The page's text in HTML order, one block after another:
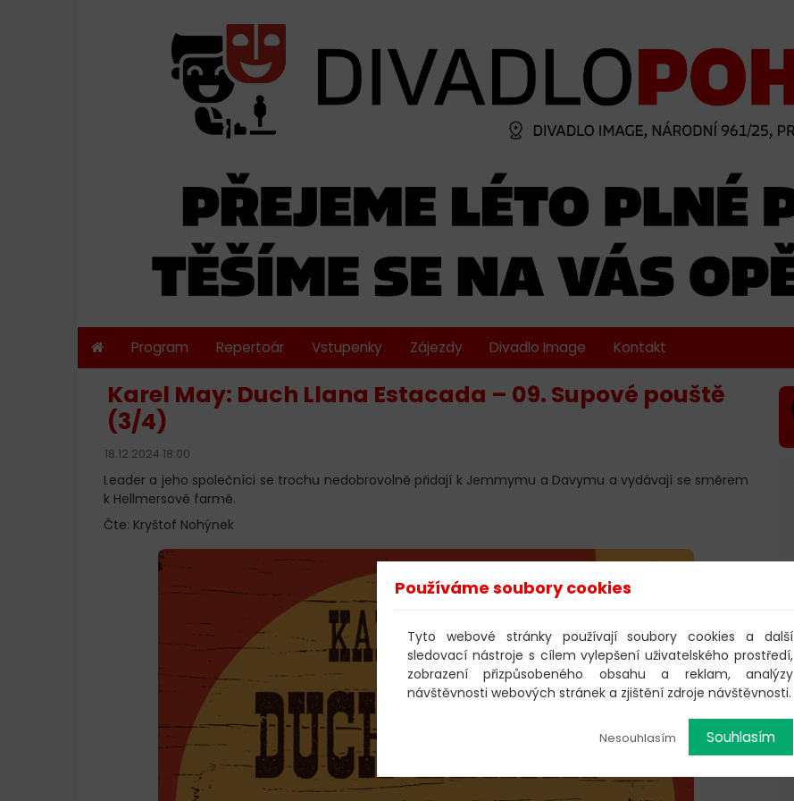
Program Repertoár Vstupenky Zájezdy Divadlo Image Kontakt
Karel May: Duch Llana Estacada – 09. Supové pouště
(3/4)
18.12.2024 18:00
Leader a jeho společníci se trochu nedobrovolně přidají k Jemmymu a Davymu a vydávají se směrem
k Hellmersově farmě.
Čte: Kryštof Nohýnek
Používáme soubory cookies
Tyto webové stránky používají soubory cookies a další
sledovací nástroje s cílem vylepšení uživatelského prostředí,
zobrazení přizpůsobeného obsahu a reklam, analýzy
návštěvnosti webových stránek a zjištění zdroje návštěvnosti.
Nesouhlasím Souhlasím